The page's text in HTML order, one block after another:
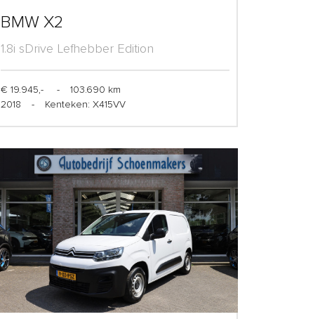
BMW X2
1.8i sDrive Lefhebber Edition
€ 19.945,- -
103.690 km
2018
- Kenteken: X415VV